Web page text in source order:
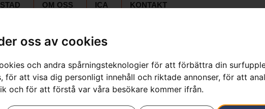
oss av cookies
och andra spårningsteknologier för att förbättra din
för att visa dig personligt innehåll och riktade annonser, för att
och för att förstå var våra besökare kommer ifrån.
OM OSS ICA KONTAKT
HUSQVARNA
Artikelnummer: 967862301
Batteridrivna